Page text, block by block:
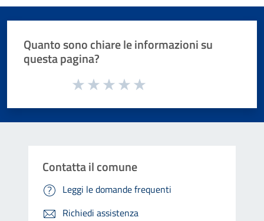
Quanto sono chiare le informazioni su
questa pagina?
Valuta da 1 a 5 stelle la pagina
Contatta il comune
Leggi le domande frequenti
Richiedi assistenza